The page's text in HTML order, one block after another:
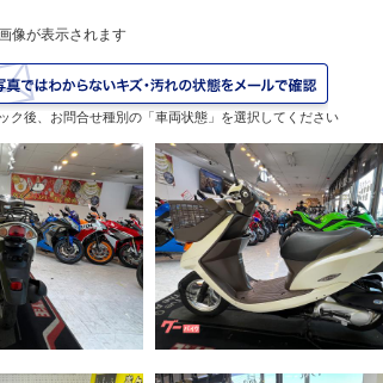
像が表示されます
ク後、お問合せ種別の「車両状態」を選択してください